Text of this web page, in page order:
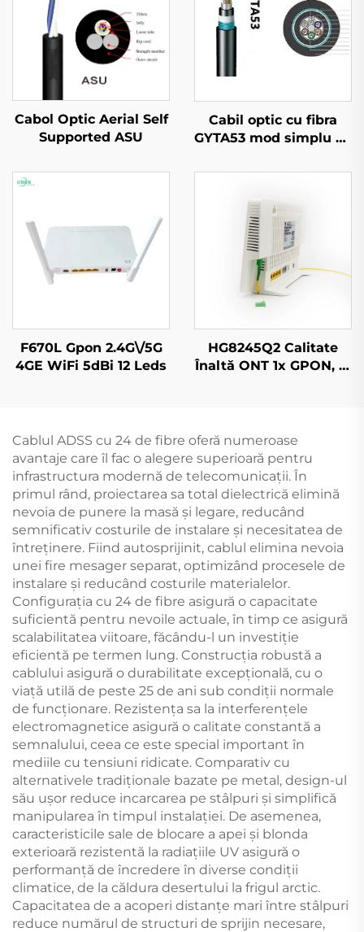
Cabol Optic Aerial Self
Supported ASU
Cabil optic cu fibra
GYTA53 mod simplu cu
F670L Gpon 2.4G\/5G
4GE WiFi 5dBi 12 Leds
HG8245Q2 Calitate
Înaltă ONT 1x GPON, 1x
Cablul ADSS cu 24 de fibre oferă numeroase
avantaje care îl fac o alegere superioară pentru
infrastructura modernă de telecomunicații. În
primul rând, proiectarea sa total dielectrică elimină
nevoia de punere la masă și legare, reducând
semnificativ costurile de instalare și necesitatea de
întreținere. Fiind autosprijinit, cablul elimina nevoia
unei fire mesager separat, optimizând procesele de
instalare și reducând costurile materialelor.
Configurația cu 24 de fibre asigură o capacitate
suficientă pentru nevoile actuale, în timp ce asigură
scalabilitatea viitoare, făcându-l un investiție
eficientă pe termen lung. Construcția robustă a
cablului asigură o durabilitate excepțională, cu o
viață utilă de peste 25 de ani sub condiții normale
de funcționare. Rezistența sa la interferențele
electromagnetice asigură o calitate constantă a
semnalului, ceea ce este special important în
mediile cu tensiuni ridicate. Comparativ cu
alternativele tradiționale bazate pe metal, design-ul
său ușor reduce incarcarea pe stâlpuri și simplifică
manipularea în timpul instalației. De asemenea,
caracteristicile sale de blocare a apei și blonda
exterioară rezistentă la radiațiile UV asigură o
performanță de încredere în diverse condiții
climatice, de la căldura desertului la frigul arctic.
Capacitatea de a acoperi distanțe mari între stâlpuri
reduce numărul de structuri de sprijin necesare,